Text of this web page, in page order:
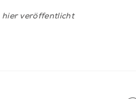
hier veröffentlicht